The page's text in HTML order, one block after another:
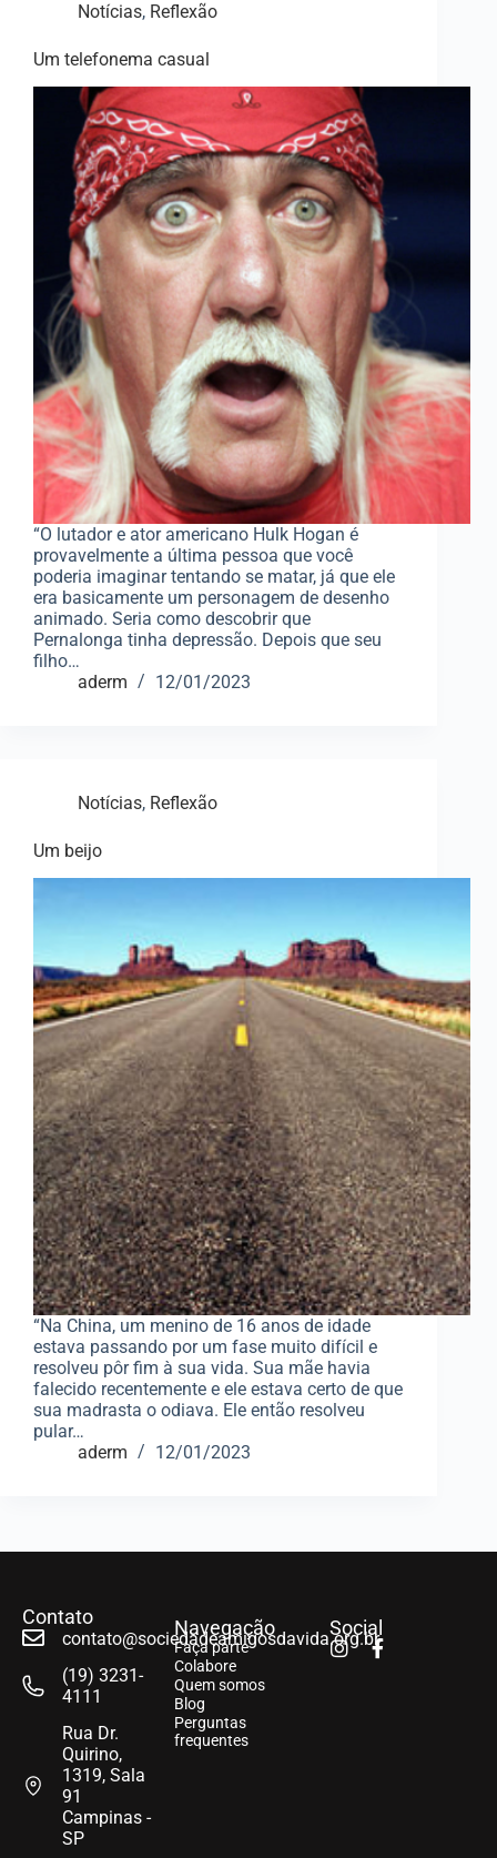
Notícias, Reflexão
Um telefonema casual
“O lutador e ator americano Hulk Hogan é
provavelmente a última pessoa que você
poderia imaginar tentando se matar, já que ele
era basicamente um personagem de desenho
animado. Seria como descobrir que
Pernalonga tinha depressão. Depois que seu
filho…
aderm
12/01/2023
Notícias, Reflexão
Um beijo
“Na China, um menino de 16 anos de idade
estava passando por um fase muito difícil e
resolveu pôr fim à sua vida. Sua mãe havia
falecido recentemente e ele estava certo de que
sua madrasta o odiava. Ele então resolveu
pular…
aderm
12/01/2023
Contato
contato@sociedadeamigosdavida.org.br
(19) 3231-
4111
Rua Dr.
Quirino,
1319, Sala
91
Campinas -
SP
Navegação
Faça parte
Colabore
Quem somos
Blog
Perguntas
frequentes
Social